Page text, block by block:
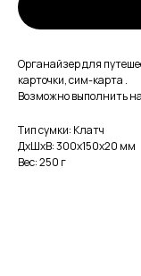
Органайзер для
карточки, сим-карта .
Возможно выполнить
Тип сумки: Клатч
ДxШxВ: 300x150x20 мм
Вес: 250 г